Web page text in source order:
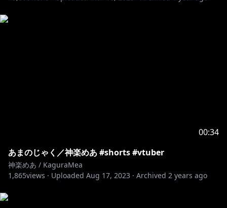
00:34
あまのじゃく／神楽めあ #shorts #vtuber
神楽めあ / KaguraMea
1,865views · Uploaded Aug 17, 2023 · Archived 2 years ago